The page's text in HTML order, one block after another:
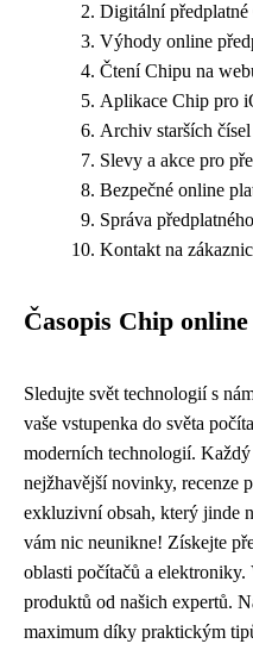
Digitální předplatné
Výhody online
Čtení Chipu na
Aplikace Chip pro
Archiv starších
Slevy a akce pro
Bezpečné online
Správa
Kontakt na
Časopis Chip online
Sledujte svět technologií s
vaše vstupenka do světa
moderních technologií.
nejžhavější novinky, recenze
exkluzivní obsah, který jinde
vám nic neunikne! Získejte
oblasti počítačů a
produktů od našich expertů.
maximum díky praktickým